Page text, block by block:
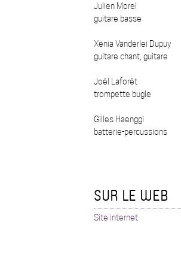
Julien Morel
guitare basse
Xenia Vanderlei Dupuy
guitare chant, guitare
Joël Laforêt
trompette bugle
Gilles Haenggi
batterie-percussions
SUR LE WEB
Site internet